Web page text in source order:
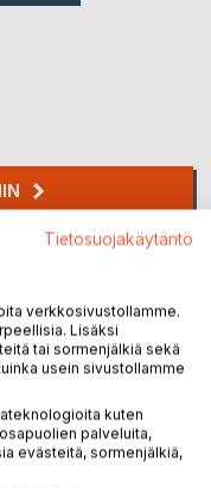
Tietosuojakäytäntö
verkkosivustollamme.
Lisäksi
tai sormenjälkiä sekä
usein sivustollamme
kuten
palveluita,
evästeitä, sormenjälkiä,